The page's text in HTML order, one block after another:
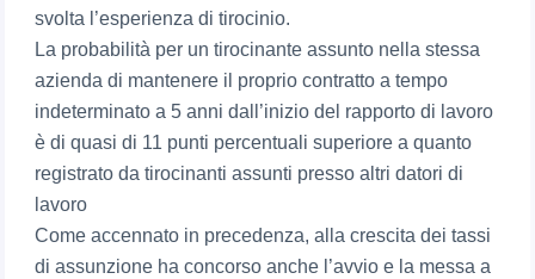
svolta l’esperienza di tirocinio.
La probabilità per un tirocinante assunto nella stessa
azienda di mantenere il proprio contratto a tempo
indeterminato a 5 anni dall’inizio del rapporto di lavoro
è di quasi di 11 punti percentuali superiore a quanto
registrato da tirocinanti assunti presso altri datori di
lavoro
Come accennato in precedenza, alla crescita dei tassi
di assunzione ha concorso anche l’avvio e la messa a